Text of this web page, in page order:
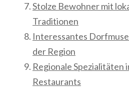
Stolze Bewohner mit
Traditionen
Interessantes
der Region
Regionale Spezialitäten
Restaurants